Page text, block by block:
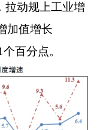
拉动规上工业增
加值增长
个百分点。